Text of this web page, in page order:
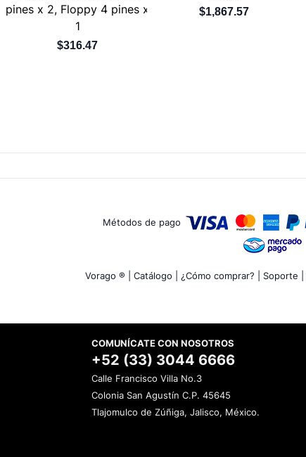
pines x 2, Floppy 4 pines x
1
$316.47
$1,867.57
Métodos de pago
Vorago ® | Catálogo | ¿Cómo comprar? | Soporte |
COMUNÍCATE CON NOSOTROS
+52 (33) 3044 6666
Calle Francisco Villa No.3
Colonia San Agustín C.P. 45645
Tlajomulco de Zúñiga, Jalisco, México.